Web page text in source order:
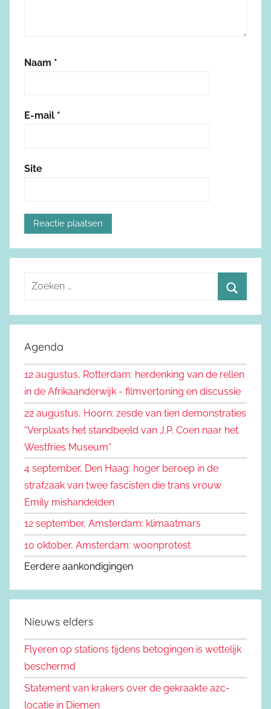
Naam *
E-mail *
Site
e
e
n
a
:
o
e
n
Agenda
12 augustus, Rotterdam: herdenking van de rellen
in de Afrikaanderwijk - filmvertoning en discussie
22 augustus, Hoorn: zesde van tien demonstraties
“Verplaats het standbeeld van J.P. Coen naar het
Westfries Museum”
4 september, Den Haag: hoger beroep in de
strafzaak van twee fascisten die trans vrouw
Emily mishandelden
12 september, Amsterdam: klimaatmars
10 oktober, Amsterdam: woonprotest
Eerdere aankondigingen
Nieuws elders
Flyeren op stations tijdens betogingen is wettelijk
beschermd
Statement van krakers over de gekraakte azc-
locatie in Diemen